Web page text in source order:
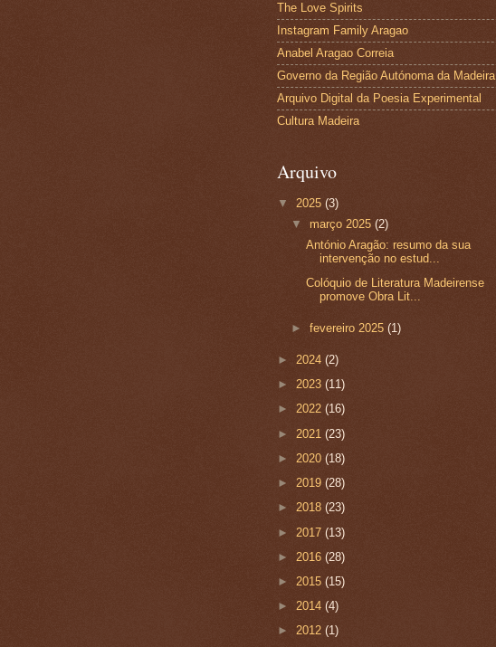
The Love Spirits
Instagram Family Aragao
Anabel Aragao Correia
Governo da Região Autónoma da Madeira
Arquivo Digital da Poesia Experimental
Cultura Madeira
Arquivo
▼ 2025 (3)
▼março 2025(2)
António Aragão: resumo da sua
intervenção no estud...
Colóquio de Literatura Madeirense
promove Obra Lit...
►fevereiro 2025(1)
► 2024 (2)
► 2023 (11)
► 2022 (16)
► 2021 (23)
► 2020 (18)
► 2019 (28)
► 2018 (23)
► 2017 (13)
► 2016 (28)
► 2015 (15)
► 2014 (4)
► 2012 (1)